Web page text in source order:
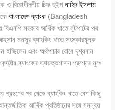
ও বিরোধীদলীয় চিফ হুইপনাহিদ ইসলাম
বাংলাদেশ ব্যাংক (Bangladesh
সরকার আর্থিক খাতে লুটপাটের পথ
মনসুর ব্যাংকিং খাতে সংস্কারমূলক
হচ্ছিলেন এবং অর্থপাচার রোধে দৃশ্যমান
ব্যাংকের স্বায়ত্তশাসন প্রশ্নের মুখে
পর থেকে ব্যাংকিং খাতে বেশ কিছু
আর্থিক প্রতিষ্ঠানের সঙ্গে সমন্বয়